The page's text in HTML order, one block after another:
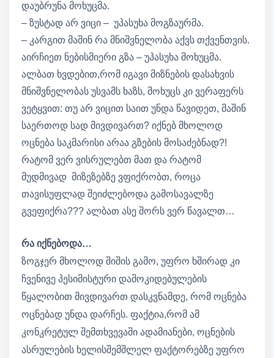
დაუბრუნა მოხუცმა.
– ზუსტად არ ვიცი – უპასუხა მოგზაურმა.
– კარგით მაშინ რა მნიშვნელობა აქვს თქვენთვის.
აირჩიეთ ნებისმიერი გზა – უპასუხა მოხუცმა.
ალბათ ხვდებით,რომ იგავი მიზნების დასახვის
მნიშვნელობას უსვამს ხაზს, მოხუცს კი ვერაფერს
ვეტყვით: თუ არ ვიცით საით უნდა წავიდეთ, მაშინ
საერთოდ სად მივდივართ? იქნებ მხოლოდ
ოცნება საკმარისი არაა გზების მოსაძებნად?!
რატომ ვერ ვისრულებთ მათ და რატომ
მუდმივად მიზეზებზე ვფიქრობთ, როცა
თავისუფლად შეიძლებოდა გამოსავალზე
გვეფიქრა??? ალბათ ასე შორს ვერ წავალთ…
რა იქნებოდა…
ზოგჯერ მხოლოდ შიშის გამო, უფრო ხშირად კი
ჩვენივე პესიმისტური დამოკიდებულების
წყალობით მივდივართ დასკვნამდე, რომ ოცნება
ოცნებად უნდა დარჩეს. ფაქტია,რომ ამ
კონკრეტულ შემთხვევაში ადამიანები, ოცნების
ასრულების ხელისშემშლელ ფაქტორებზე უფრო